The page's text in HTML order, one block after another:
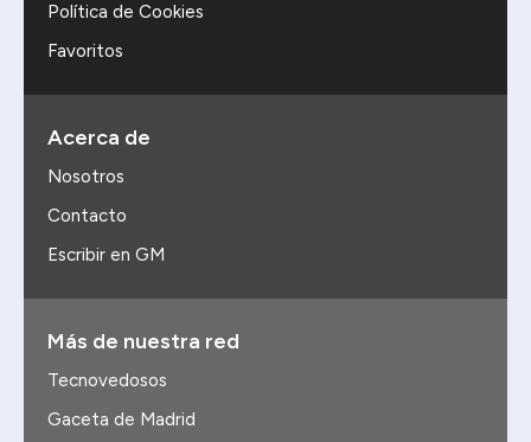
Política de Cookies
Favoritos
Acerca de
Nosotros
Contacto
Escribir en GM
Más de nuestra red
Tecnovedosos
Gaceta de Madrid